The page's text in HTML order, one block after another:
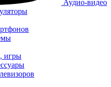
Аудио-видео
игры